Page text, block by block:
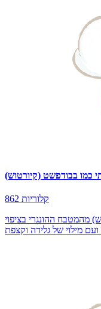
כמו בבודפשט (קיורטוש)
862 קלוריות
מהמטבח ההונגרי בציפוי
ועם מילוי של גלידה וקצפת